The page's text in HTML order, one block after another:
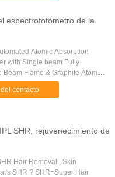
espectrofotómetro de la
Atomic Absorption
with Single beam Fully
Beam Flame & Graphite Atomic
AA500FG Features
Pro software ...
contacto
SHR, rejuvenecimiento de
Hair Removal , Skin
SHR ? SHR=Super Hair